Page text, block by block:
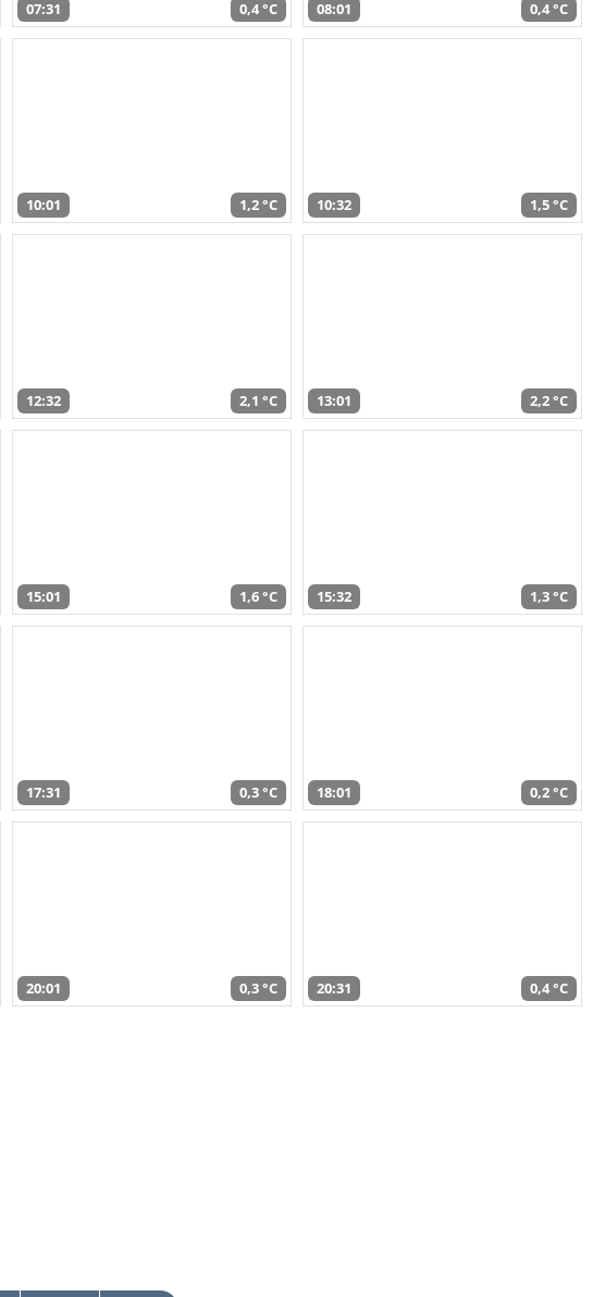
07:31 0,4 °C 08:01 0,4 °C
10:01 1,2 °C 10:32 1,5 °C
12:32 2,1 °C 13:01 2,2 °C
15:01 1,6 °C 15:32 1,3 °C
17:31 0,3 °C 18:01 0,2 °C
20:01 0,3 °C 20:31 0,4 °C